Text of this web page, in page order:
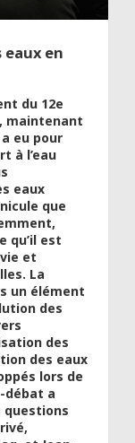
en
du 12e
maintenant
eu pour
à l’eau
eaux
que
qu’il est
et
La
un élément
des
des
des eaux
lors de
débat a
questions